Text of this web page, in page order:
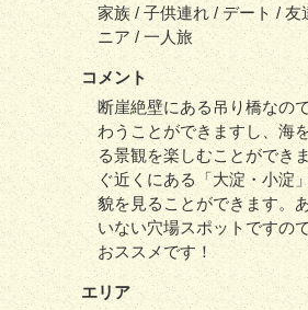
家族 / 子供連れ / デート / 友
ニア / 一人旅
コメント
断崖絶壁にある吊り橋なの
わうことができますし、海
る景観を楽しむことができ
ぐ近くにある「大淀・小淀
貌を見ることができます。
いない穴場スポットですの
おススメです！
エリア